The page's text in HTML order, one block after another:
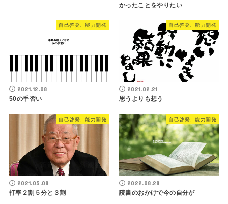
かったことをやりたい
自己啓発、能力開発
2021.12.08
50の手習い
自己啓発、能力開発
2021.02.21
思うよりも想う
自己啓発、能力開発
2021.05.08
打率２割５分と３割
自己啓発、能力開発
2022.08.28
読書のおかけで今の自分が